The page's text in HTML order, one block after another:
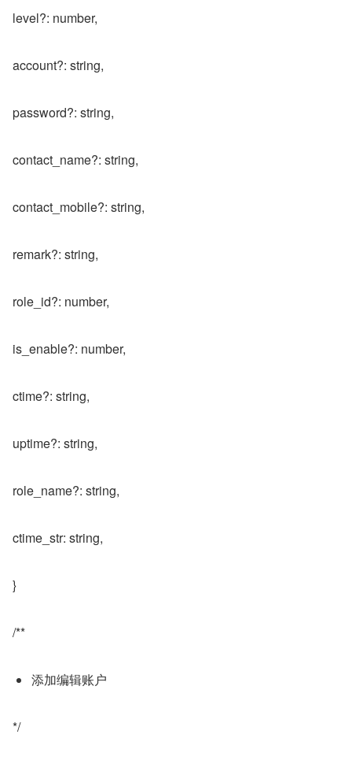
level?: number,
account?: string,
password?: string,
contact_name?: string,
contact_mobile?: string,
remark?: string,
role_id?: number,
is_enable?: number,
ctime?: string,
uptime?: string,
role_name?: string,
ctime_str: string,
}
/**
添加编辑账户
*/